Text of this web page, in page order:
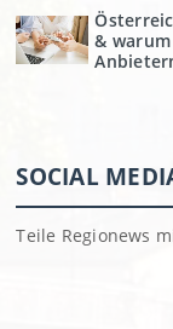
&
SOCIAL
Teile Regionews